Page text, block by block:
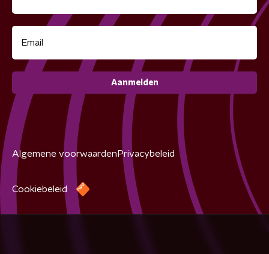
Aanmelden
Algemene voorwaarden Privacybeleid
Cookiebeleid